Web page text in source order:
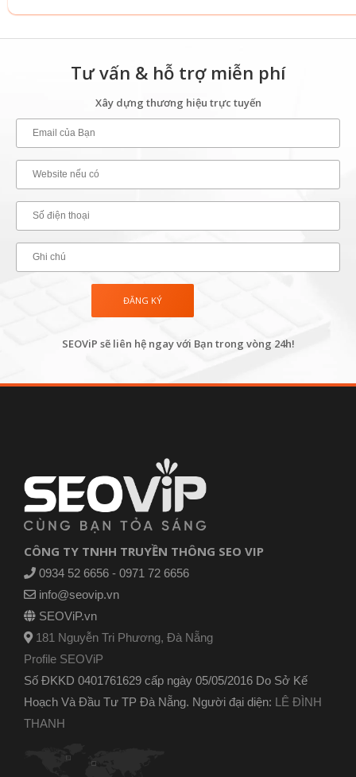
Tư vấn & hỗ trợ miễn phí
Xây dựng thương hiệu trực tuyến
SEOViP sẽ liên hệ ngay với Bạn trong vòng 24h!
CÔNG TY TNHH TRUYỀN THÔNG SEO VIP
0934 52 6656 - 0971 72 6656
info@seovip.vn
SEOViP.vn
181 Nguyễn Tri Phương, Đà Nẵng
Profile SEOViP
Số ĐKKD 0401761629 cấp ngày 05/05/2016 Do Sở Kế
Hoạch Và Đầu Tư TP Đà Nẵng. Người đại diện: LÊ ĐÌNH
THANH